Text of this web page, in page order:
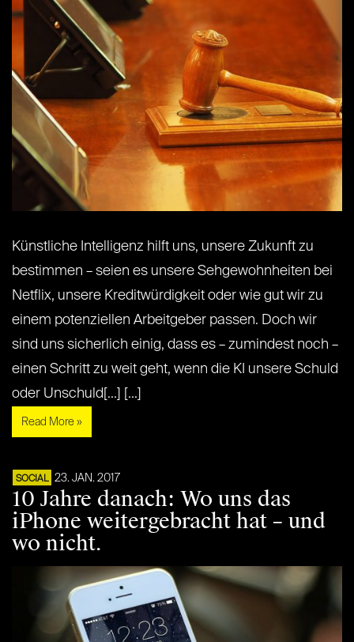
Künstliche Intelligenz hilft uns, unsere Zukunft zu
bestimmen – seien es unsere Sehgewohnheiten bei
Netflix, unsere Kreditwürdigkeit oder wie gut wir zu
einem potenziellen Arbeitgeber passen. Doch wir
sind uns sicherlich einig, dass es – zumindest noch –
einen Schritt zu weit geht, wenn die KI unsere Schuld
oder Unschuld[...] [...]
Read More »
SOCIAL 23. JAN. 2017
10 Jahre danach: Wo uns das
iPhone weitergebracht hat – und
wo nicht.